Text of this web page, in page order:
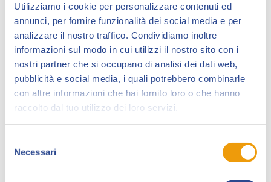
Utilizziamo i cookie per personalizzare contenuti ed
annunci, per fornire funzionalità dei social media e per
analizzare il nostro traffico. Condividiamo inoltre
informazioni sul modo in cui utilizzi il nostro sito con i
nostri partner che si occupano di analisi dei dati web,
pubblicità e social media, i quali potrebbero combinarle
con altre informazioni che hai fornito loro o che hanno
raccolto dal tuo utilizzo dei loro servizi.
delNecessari
Lounge di Collezionando, davanti al pubblico e a una
giuria d’eccezione formata da Giorgia Vecchini (aka
e direttrice della Lucca Manga School. Madrina,
organizzatrice e conduttrice della gara sarà Letizia
Cosplay, al secolo Letizia Livornese, che accoglierà e
Al termine della premiazione, dalle ore 16,30, via a